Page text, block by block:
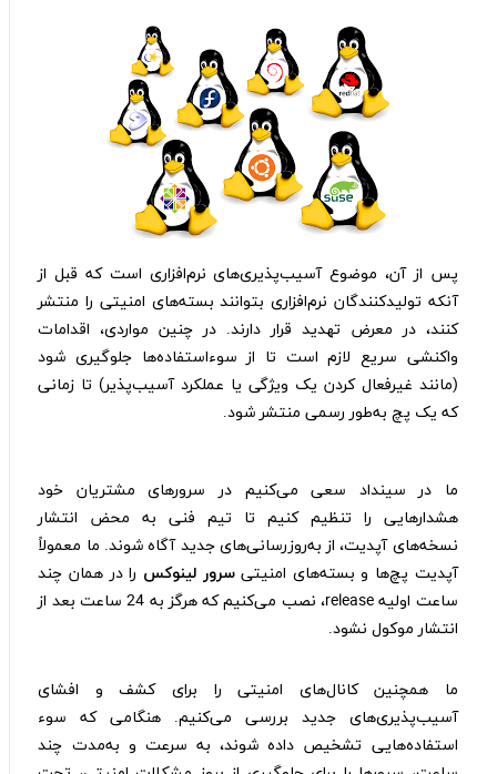
پس از آن، موضوع آسیب‌پذیری‌های نرم‌افزاری است که قبل از
آنکه تولید‌کنندگان نرم‌افزاری بتوانند بسته‌های امنیتی را منتشر
کنند، در معرض تهدید قرار دارند. در چنین مواردی، اقدامات
واکنشی سریع لازم است تا از سوء‌استفاده‌ها جلوگیری شود
(مانند غیرفعال کردن یک ویژگی یا عملکرد آسیب‌پذیر)‌ تا زمانی
که یک پچ به‌طور رسمی منتشر شود.
ما در سینداد سعی می‌کنیم در سرورهای مشتریان خود
هشدارهایی را تنظیم کنیم تا تیم فنی به محض انتشار
نسخه‌های آپدیت، از به‌روزرسانی‌های جدید آگاه شوند. ما معمولاً
آپدیت پچ‌ها و بسته‌های امنیتیسرور لینوکس را در همان چند
ساعت اولیه release، نصب می‌کنیم که هرگز به 24 ساعت بعد از
انتشار موکول نشود.
ما همچنین کانال‌های امنیتی را برای کشف و افشای
آسیب‌پذیری‌های جدید بررسی می‌کنیم. هنگامی که سوء
استفاده‌هایی تشخیص داده شوند، به سرعت و به‌مدت چند